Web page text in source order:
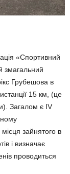
«Спортивний
змагальний
Грубешова в
15 км, (це
Загалом є ІV
зайнятого в
і визначає
проводиться